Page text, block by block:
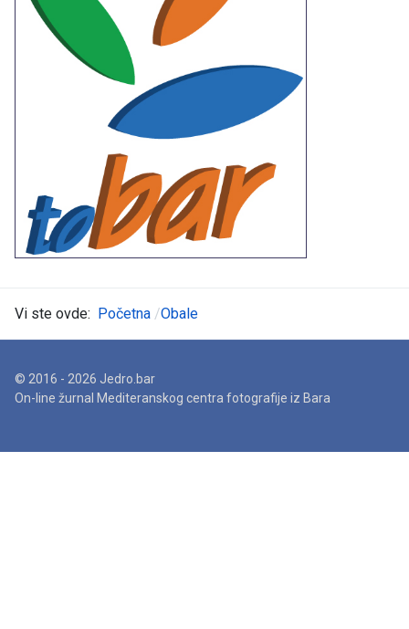
Vi ste ovde: Početna Obale
© 2016 - 2026 Jedro.bar
On-line žurnal Mediteranskog centra fotografije iz Bara